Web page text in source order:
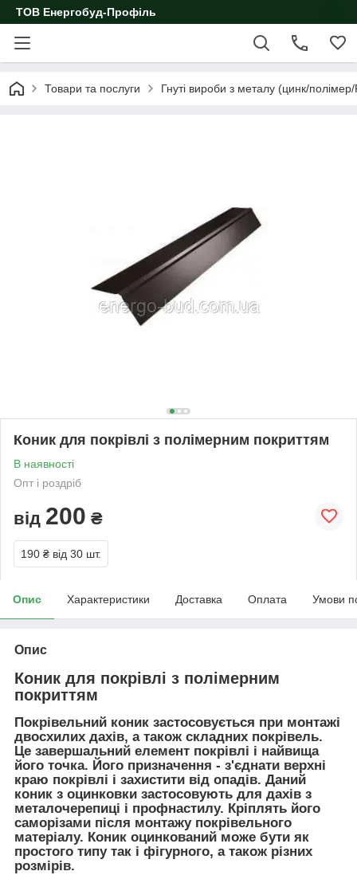
ТОВ Енергобуд-Профіль
Товари та послуги Гнуті вироби з металу (цинк/полімер/
Коник для покрівлі з полімерним покриттям
В наявності
Опт і роздріб
від 200 ₴
190 ₴ від 30 шт.
Опис Характеристики Доставка Оплата Умови
Опис
Коник для покрівлі з полімерним
покриттям
Покрівельний коник застосовується при монтажі
двосхилих дахів, а також складних покрівель.
Це завершальний елемент покрівлі і найвища
його точка. Його призначення - з'єднати верхні
краю покрівлі і захистити від опадів. Даний
коник з оцинковки застосовують для дахів з
металочерепиці і профнастилу. Кріплять його
саморізами після монтажу покрівельного
матеріалу. Коник оцинкований може бути як
простого типу так і фігурного, а також різних
розмірів.